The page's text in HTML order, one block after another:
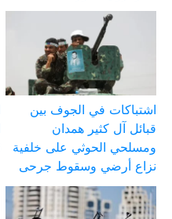
اشتباكات في الجوف بين
قبائل آل كثير همدان
ومسلحي الحوثي على خلفية
نزاع أرضي وسقوط جرحى